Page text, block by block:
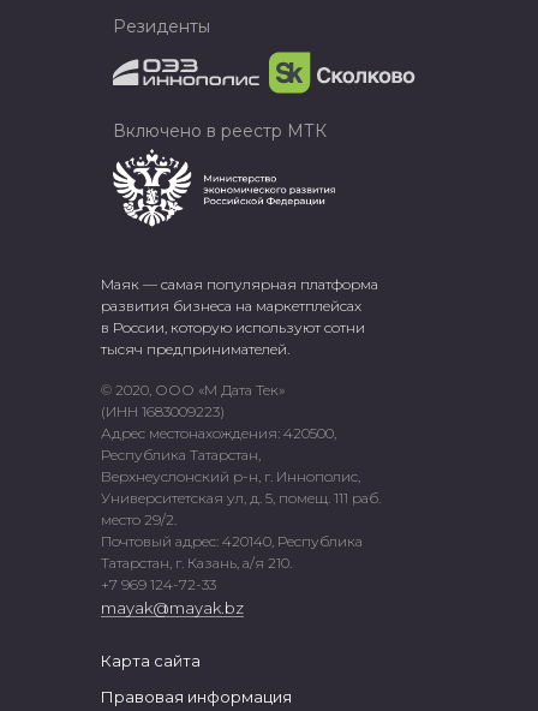
Маяк — самая популярная платформа
развития бизнеса на маркетплейсах
в России, которую используют сотни
тысяч предпринимателей.
© 2020, ООО «М Дата Тек»
(ИНН 1683009223)
Адрес местонахождения: 420500,
Республика Татарстан,
Верхнеуслонский р-н, г. Иннополис,
Университетская ул, д. 5, помещ. 111 раб.
место 29/2.
Почтовый адрес: 420140, Республика
Татарстан, г. Казань, а/я 210.
+7 969 124-72-33
mayak@mayak.bz
Карта сайта
Правовая информация
Резиденты
Включено в реестр МТК